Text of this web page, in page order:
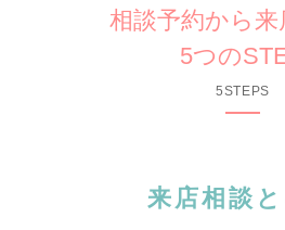
相談予約から
5つの
5STEPS
来店相談と